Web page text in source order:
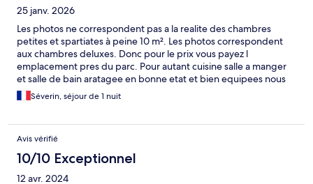
25 janv. 2026
Les photos ne correspondent pas a la realite des chambres
petites et spartiates à peine 10 m². Les photos correspondent
aux chambres deluxes. Donc pour le prix vous payez l
emplacement pres du parc. Pour autant cuisine salle a manger
et salle de bain aratagee en bonne etat et bien equipees nous
avons tout de meme passe un bon moment
Séverin, séjour de 1 nuit
Avis vérifié
10/10 Exceptionnel
12 avr. 2024